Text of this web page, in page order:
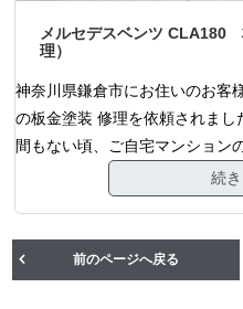
メルセデスベンツ CLA180
理）
神奈川県鎌倉市にお住いのお客
の板金塗装 修理を依頼されま
間もない頃、ご自宅マンション
続
前のページへ戻る